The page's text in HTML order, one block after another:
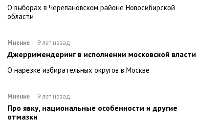
О выборах в Черепановском районе Новосибирской
области
Мнение 9 лет назад
Джерримендеринг в исполнении московской власти
О нарезке избирательных округов в Москве
Мнение 9 лет назад
Про явку, национальные особенности и другие
отмазки